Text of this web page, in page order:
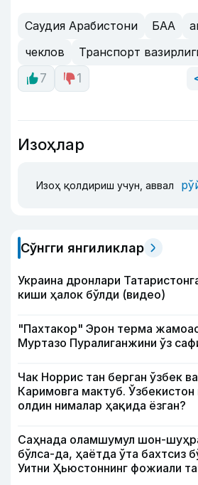
Саудия Арабистони БАА
чеклов
Транспорт
7
1
Изоҳлар
Изоҳ қолдириш учун, аввал
Сўнгги янгиликлар
Украина дронлари
киши ҳалок бўлди (видео)
"Пахтакор" Эрон терма
Муртазо Пуралиганжини ўз
Чак Норрис тан берган ўзбек
Каримовга мактуб. Ўзбекистон
олдин нималар ҳақида ёзган?
Саҳнада оламшумул шон-
бўлса-да, ҳаётда ўта бахтсиз
Уитни Ҳьюстоннинг фожиали